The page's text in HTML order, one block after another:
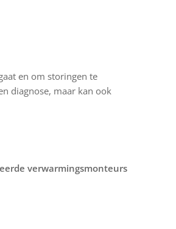
en om storingen te
diagnose, maar kan ook
verwarmingsmonteurs